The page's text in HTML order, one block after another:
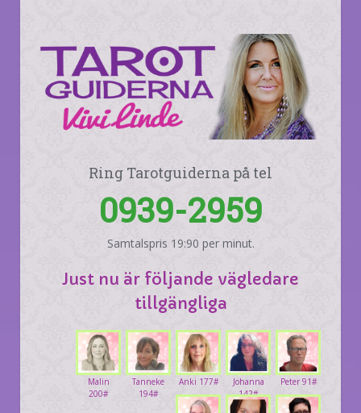
Ring Tarotguiderna på tel
0939-2959
Samtalspris 19:90 per minut.
Just nu är följande vägledare
tillgängliga
Peter 91#
Johanna
142#
Anki 177#
Tanneke
194#
Malin
200#